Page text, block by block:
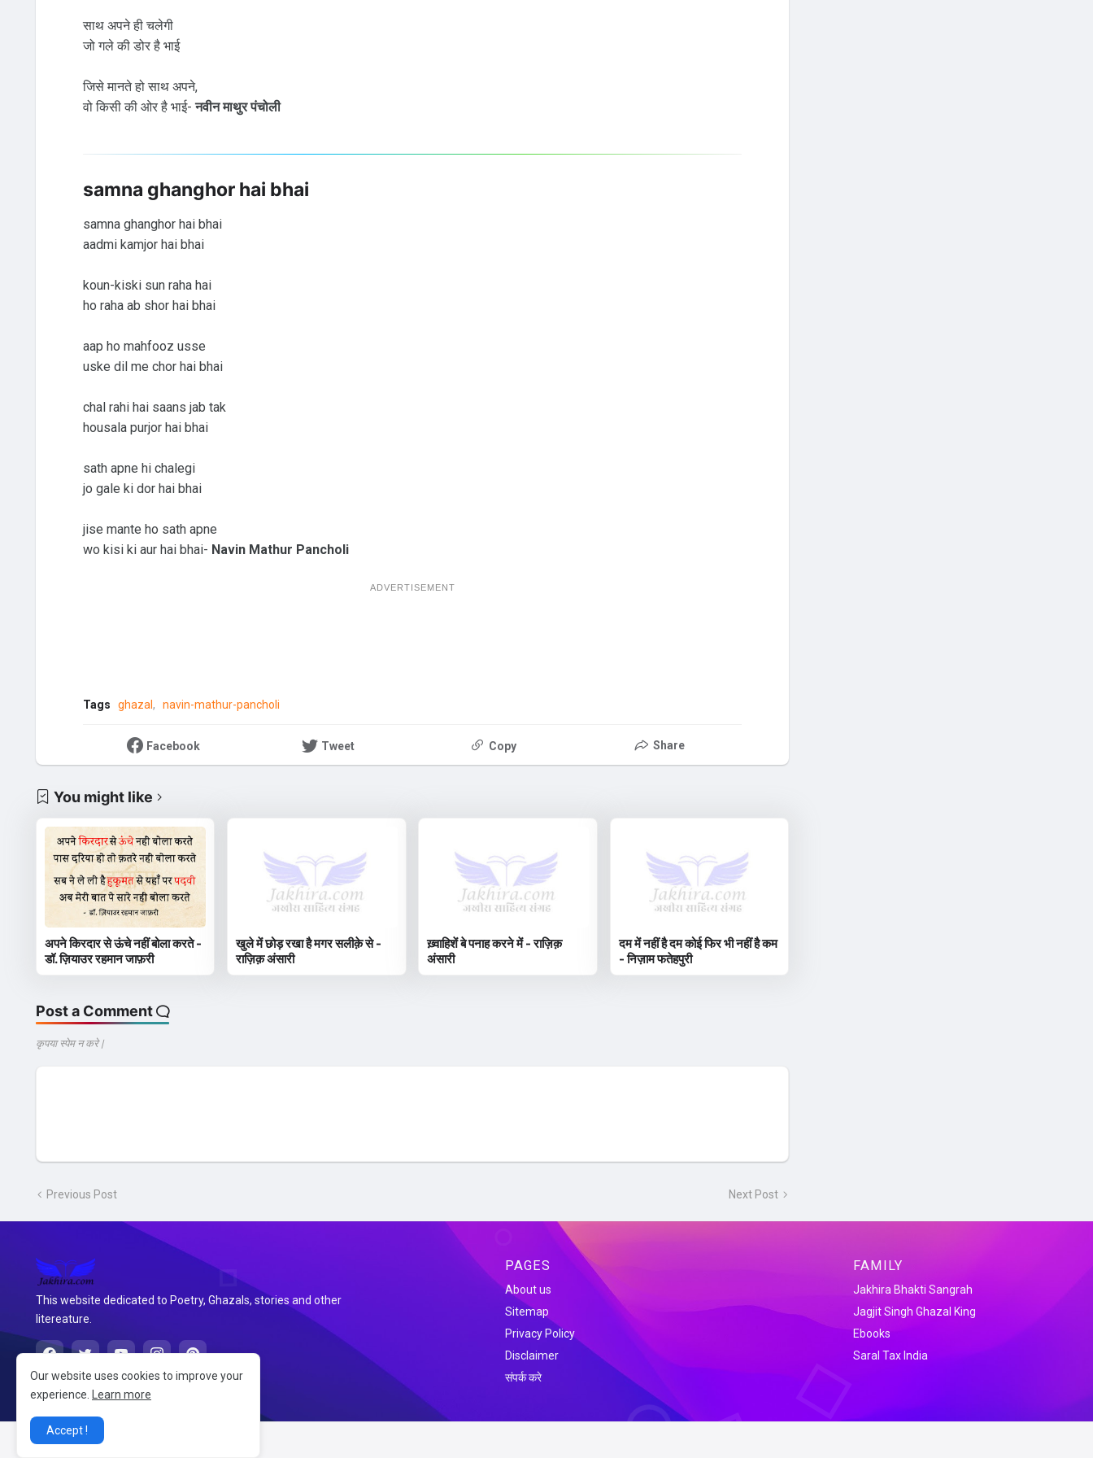
साथ अपने ही चलेगी
जो गले की डोर है भाई
जिसे मानते हो साथ अपने,
वो किसी की ओर है भाई-नवीन माथुर पंचोली
samna ghanghor hai bhai
samna ghanghor hai bhai
aadmi kamjor hai bhai
koun-kiski sun raha hai
ho raha ab shor hai bhai
aap ho mahfooz usse
uske dil me chor hai bhai
chal rahi hai saans jab tak
housala purjor hai bhai
sath apne hi chalegi
jo gale ki dor hai bhai
jise mante ho sath apne
wo kisi ki aur hai bhai- Navin Mathur Pancholi
ADVERTISEMENT
Tags ghazal navin-mathur-pancholi
Facebook Tweet Copy Share
You might like
अपने किरदार से ऊंचे नहीं बोला करते -
डॉ. ज़ियाउर रहमान जाफ़री
खुले में छोड़ रखा है मगर सलीक़े से -
राज़िक़ अंसारी
ख़्वाहिशें बे पनाह करने में - राज़िक़
अंसारी
दम में नहीं है दम कोई फिर भी नहीं है कम
- निज़ाम फतेहपुरी
Post a Comment
कृपया स्पेम न करे |
Previous Post Next Post
This website dedicated to Poetry, Ghazals, stories and other
litereature.
PAGES
About us
Sitemap
Privacy Policy
Disclaimer
संपर्क करे
FAMILY
Jakhira Bhakti Sangrah
Jagjit Singh Ghazal King
Ebooks
Saral Tax India
@2026 जखीरा साहित्य संग्रह
Our website uses cookies to improve your
experience.
Learn more
Accept !